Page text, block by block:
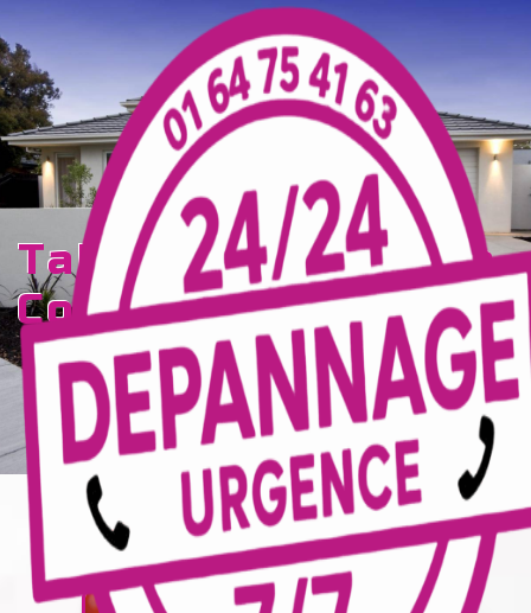
tableau électrique
Coulommiers
TECELEC
Panneau de gestion des cookies